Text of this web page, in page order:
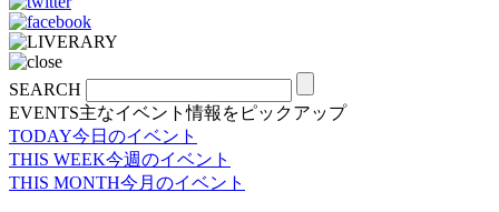
SEARCH
EVENTS主なイベント情報をピックアップ
TODAY今日のイベント
THIS WEEK今週のイベント
THIS MONTH今月のイベント